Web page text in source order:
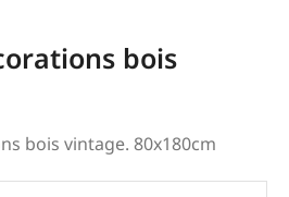
bois
bois vintage. 80x180cm